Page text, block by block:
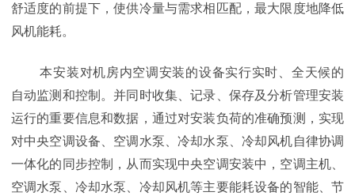
舒适度的前提下，使供冷量与需求相匹配，最大限度地降低
风机能耗。
本安装对机房内空调安装的设备实行实时、全天候的
自动监测和控制。并同时收集、记录、保存及分析管理安装
运行的重要信息和数据，通过对安装负荷的准确预测，实现
对中央空调设备、空调水泵、冷却水泵、冷却风机自律协调
一体化的同步控制，从而实现中央空调安装中，空调主机、
空调水泵、冷却水泵、冷却风机等主要能耗设备的智能、节